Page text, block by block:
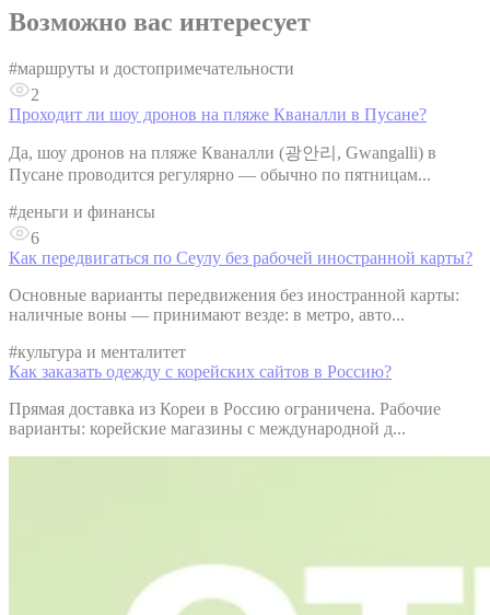
Возможно вас интересует
#маршруты и достопримечательности
2
Проходит ли шоу дронов на пляже Кваналли в Пусане?
Да, шоу дронов на пляже Кваналли (광안리, Gwangalli) в
Пусане проводится регулярно — обычно по пятницам...
#деньги и финансы
6
Как передвигаться по Сеулу без рабочей иностранной карты?
Основные варианты передвижения без иностранной карты:
наличные воны — принимают везде: в метро, авто...
#культура и менталитет
Как заказать одежду с корейских сайтов в Россию?
Прямая доставка из Кореи в Россию ограничена. Рабочие
варианты: корейские магазины с международной д...